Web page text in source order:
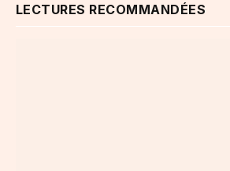
LECTURES RECOMMANDÉES